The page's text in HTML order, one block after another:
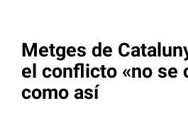
Metges de
el conflicto «no se
como así